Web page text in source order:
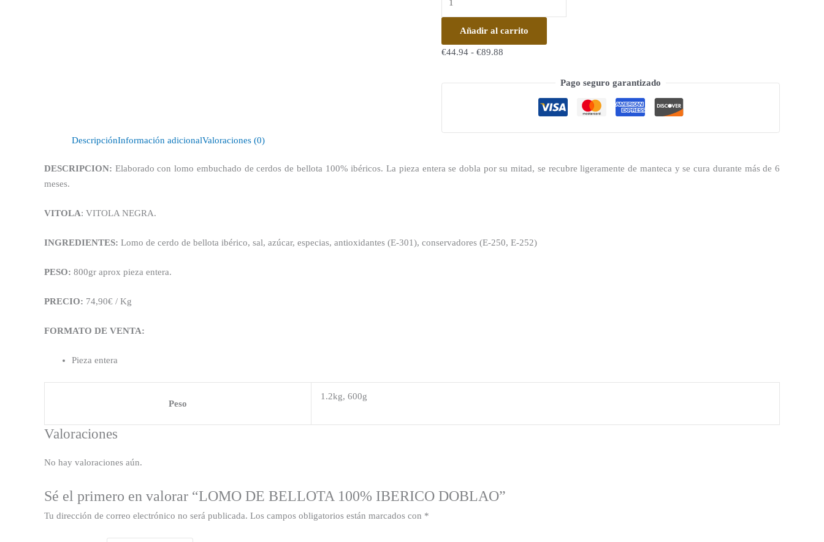
Añadir al carrito
€44.94 - €89.88
Pago seguro garantizado
DescripciónInformación adicionalValoraciones (0)
DESCRIPCION: Elaborado con lomo embuchado de cerdos de bellota 100% ibéricos. La pieza entera se dobla por su mitad, se recubre ligeramente de manteca y se cura durante más de 6
meses.
VITOLA: VITOLA NEGRA.
INGREDIENTES: Lomo de cerdo de bellota ibérico, sal, azúcar, especias, antioxidantes (E-301), conservadores (E-250, E-252)
PESO: 800gr aprox pieza entera.
PRECIO: 74,90€ / Kg
FORMATO DE VENTA:
Pieza entera
Peso
1.2kg, 600g
Valoraciones
No hay valoraciones aún.
Sé el primero en valorar “LOMO DE BELLOTA 100% IBERICO DOBLAO”
Tu dirección de correo electrónico no será publicada. Los campos obligatorios están marcados con *